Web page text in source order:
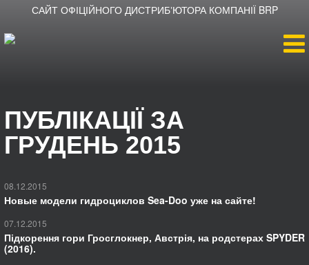
САЙТ ОФІЦІЙНОГО ДИСТРИБʼЮТОРА КОМПАНІЇ BRP
Продукція
Новини
Про компанію
Дилери
ПУБЛІКАЦІЇ ЗА
ГРУДЕНЬ 2015
08.12.2015
Новые модели гидроциклов Sea-Doo уже на сайте!
07.12.2015
Підкорення гори Гросглокнер, Австрія, на родстерах SPYDER
(2016).